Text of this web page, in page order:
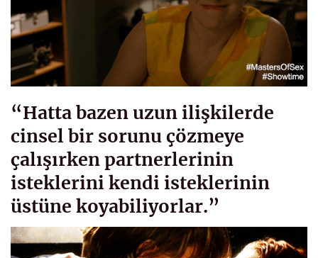
“Hatta bazen uzun ilişkilerde
cinsel bir sorunu çözmeye
çalışırken partnerlerinin
isteklerini kendi isteklerinin
üstüne koyabiliyorlar.”